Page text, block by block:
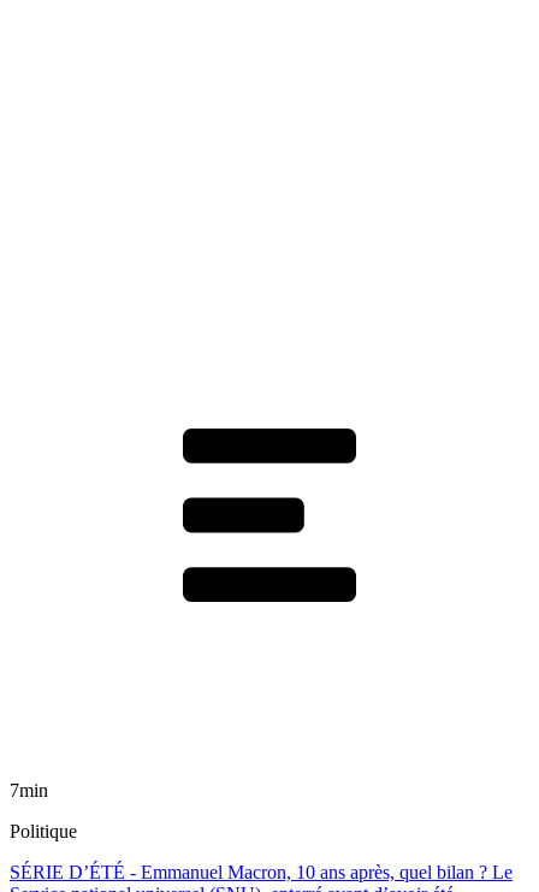
7min
Politique
SÉRIE D’ÉTÉ - Emmanuel Macron, 10 ans après, quel bilan ? Le